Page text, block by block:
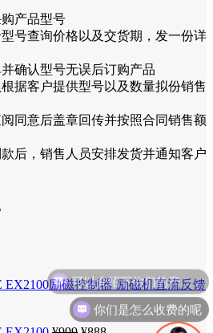
产品型号
号查询价格以及交货期，发一份详
确认型号无误后订购产品
据客户提供型号以及数量拟份销售
同意后盖章回传并按照合同销售额
后，销售人员安排发货并通知客户
EX2100励磁控制器 励磁机直流反馈
你们是怎么收费的呢